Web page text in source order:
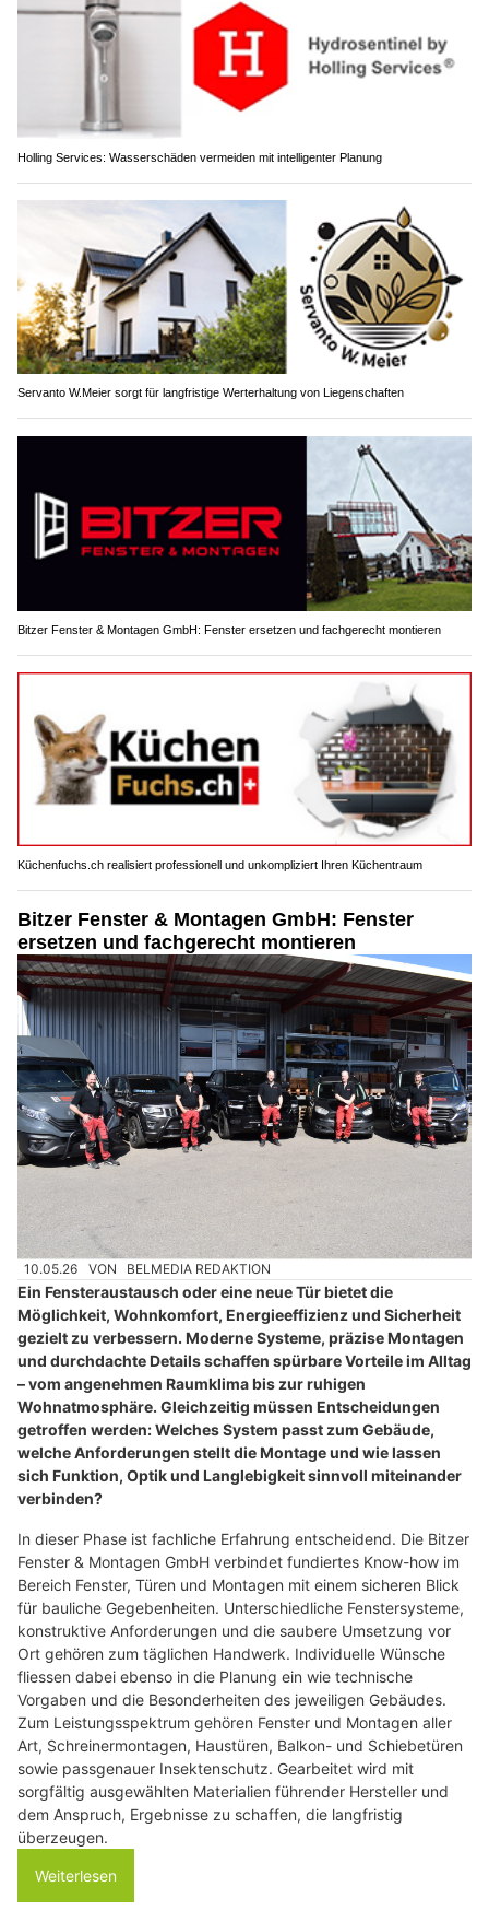
Holling Services: Wasserschäden vermeiden mit intelligenter Planung
Servanto W.Meier sorgt für langfristige Werterhaltung von Liegenschaften
Bitzer Fenster & Montagen GmbH: Fenster ersetzen und fachgerecht montieren
Küchenfuchs.ch realisiert professionell und unkompliziert Ihren Küchentraum
Bitzer Fenster & Montagen GmbH: Fenster
ersetzen und fachgerecht montieren
10.05.26 VON BELMEDIA REDAKTION
Ein Fensteraustausch oder eine neue Tür bietet die
Möglichkeit, Wohnkomfort, Energieeffizienz und Sicherheit
gezielt zu verbessern. Moderne Systeme, präzise Montagen
und durchdachte Details schaffen spürbare Vorteile im Alltag
– vom angenehmen Raumklima bis zur ruhigen
Wohnatmosphäre. Gleichzeitig müssen Entscheidungen
getroffen werden: Welches System passt zum Gebäude,
welche Anforderungen stellt die Montage und wie lassen
sich Funktion, Optik und Langlebigkeit sinnvoll miteinander
verbinden?
In dieser Phase ist fachliche Erfahrung entscheidend. Die Bitzer
Fenster & Montagen GmbH verbindet fundiertes Know-how im
Bereich Fenster, Türen und Montagen mit einem sicheren Blick
für bauliche Gegebenheiten. Unterschiedliche Fenstersysteme,
konstruktive Anforderungen und die saubere Umsetzung vor
Ort gehören zum täglichen Handwerk. Individuelle Wünsche
fliessen dabei ebenso in die Planung ein wie technische
Vorgaben und die Besonderheiten des jeweiligen Gebäudes.
Zum Leistungsspektrum gehören Fenster und Montagen aller
Art, Schreinermontagen, Haustüren, Balkon- und Schiebetüren
sowie passgenauer Insektenschutz. Gearbeitet wird mit
sorgfältig ausgewählten Materialien führender Hersteller und
dem Anspruch, Ergebnisse zu schaffen, die langfristig
überzeugen.
Weiterlesen